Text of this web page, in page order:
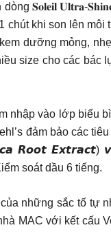
𝐒𝐨𝐥𝐞𝐢𝐥 𝐔𝐥𝐭𝐫𝐚-
khi son lên môi
dưỡng mỏng,
size cho các
nhập vào lớp biểu
đảm bảo các
𝙍𝙤𝙤𝙩
soát dầu 6 tiếng.
những sắc tố tự
MAC với kết cấu